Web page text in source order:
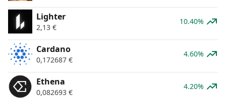
Lighter
2,13 €
10.40%
Cardano
0,172687 €
4.60%
Ethena
0,082693 €
4.20%